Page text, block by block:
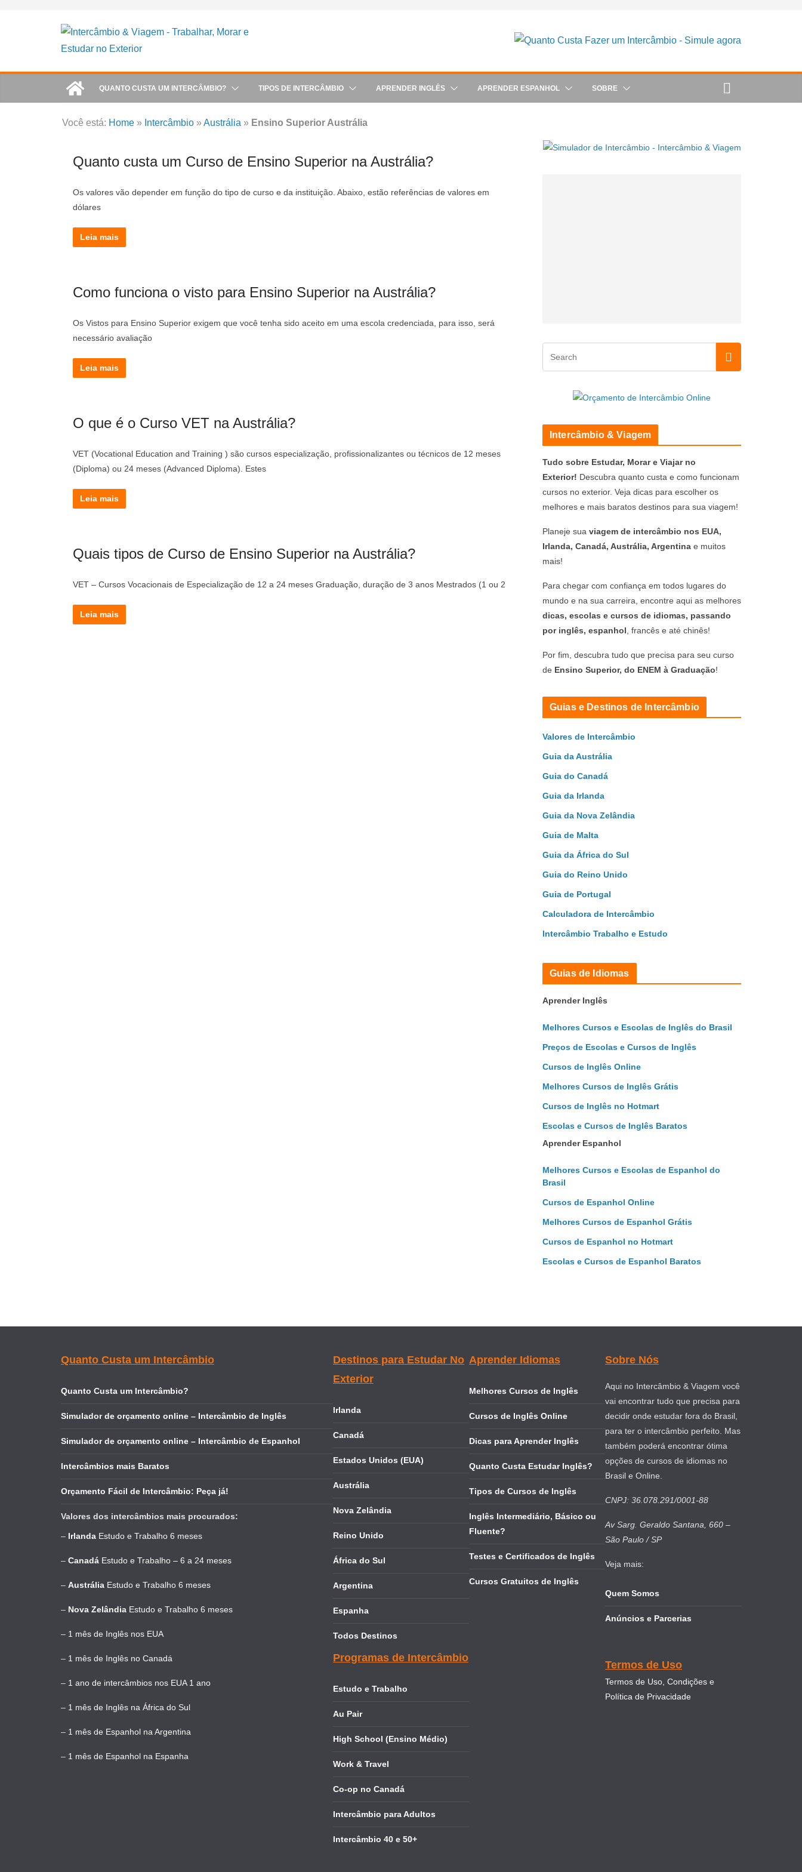
QUANTO CUSTA UM INTERCÂMBIO? TIPOS DE INTERCÂMBIO APRENDER INGLÊS APRENDER ESPANHOL SOBRE
Você está: Home » Intercâmbio »Austrália » Ensino Superior Austrália
Quanto custa um Curso de Ensino Superior na Austrália?
Os valores vão depender em função do tipo de curso e da instituição. Abaixo, estão referências de valores em
dólares
Leia mais
Como funciona o visto para Ensino Superior na Austrália?
Os Vistos para Ensino Superior exigem que você tenha sido aceito em uma escola credenciada, para isso, será
necessário avaliação
Leia mais
O que é o Curso VET na Austrália?
VET (Vocational Education and Training ) são cursos especialização, profissionalizantes ou técnicos de 12 meses
(Diploma) ou 24 meses (Advanced Diploma). Estes
Leia mais
Quais tipos de Curso de Ensino Superior na Austrália?
VET – Cursos Vocacionais de Especialização de 12 a 24 meses Graduação, duração de 3 anos Mestrados (1 ou 2
Leia mais
Intercâmbio & Viagem
Tudo sobre Estudar, Morar e Viajar no
Exterior! Descubra quanto custa e como funcionam
cursos no exterior. Veja dicas para escolher os
melhores e mais baratos destinos para sua viagem!
Planeje sua viagem de intercâmbio nos EUA,
Irlanda, Canadá, Austrália, Argentina e muitos
mais!
Para chegar com confiança em todos lugares do
mundo e na sua carreira, encontre aqui as melhores
dicas, escolas e cursos de idiomas, passando
por inglês, espanhol , francês e até chinês!
Por fim, descubra tudo que precisa para seu curso
de Ensino Superior, do ENEM à Graduação!
Guias e Destinos de Intercâmbio
Valores de Intercâmbio
Guia da Austrália
Guia do Canadá
Guia da Irlanda
Guia da Nova Zelândia
Guia de Malta
Guia da África do Sul
Guia do Reino Unido
Guia de Portugal
Calculadora de Intercâmbio
Intercâmbio Trabalho e Estudo
Guias de Idiomas
Aprender Inglês
Melhores Cursos e Escolas de Inglês do Brasil
Preços de Escolas e Cursos de Inglês
Cursos de Inglês Online
Melhores Cursos de Inglês Grátis
Cursos de Inglês no Hotmart
Escolas e Cursos de Inglês Baratos
Aprender Espanhol
Melhores Cursos e Escolas de Espanhol do
Brasil
Cursos de Espanhol Online
Melhores Cursos de Espanhol Grátis
Cursos de Espanhol no Hotmart
Escolas e Cursos de Espanhol Baratos
Quanto Custa um Intercâmbio
Quanto Custa um Intercâmbio?
Simulador de orçamento online – Intercâmbio de Inglês
Simulador de orçamento online – Intercâmbio de Espanhol
Intercâmbios mais Baratos
Orçamento Fácil de Intercâmbio: Peça já!
Valores dos intercâmbios mais procurados:
– Irlanda Estudo e Trabalho 6 meses
– Canadá Estudo e Trabalho – 6 a 24 meses
– Austrália Estudo e Trabalho 6 meses
– Nova Zelândia Estudo e Trabalho 6 meses
– 1 mês de Inglês nos EUA
– 1 mês de Inglês no Canadá
– 1 ano de intercâmbios nos EUA 1 ano
– 1 mês de Inglês na África do Sul
– 1 mês de Espanhol na Argentina
– 1 mês de Espanhol na Espanha
Destinos para Estudar No
Exterior
Irlanda
Canadá
Estados Unidos (EUA)
Austrália
Nova Zelândia
Reino Unido
África do Sul
Argentina
Espanha
Todos Destinos
Programas de Intercâmbio
Estudo e Trabalho
Au Pair
High School (Ensino Médio)
Work & Travel
Co-op no Canadá
Intercâmbio para Adultos
Intercâmbio 40 e 50+
Aprender Idiomas
Melhores Cursos de Inglês
Cursos de Inglês Online
Dicas para Aprender Inglês
Quanto Custa Estudar Inglês?
Tipos de Cursos de Inglês
Inglês Intermediário, Básico ou
Fluente?
Testes e Certificados de Inglês
Cursos Gratuitos de Inglês
Sobre Nós
Aqui no Intercâmbio & Viagem você
vai encontrar tudo que precisa para
decidir onde estudar fora do Brasil,
para ter o intercâmbio perfeito. Mas
também poderá encontrar ótima
opções de cursos de idiomas no
Brasil e Online.
CNPJ: 36.078.291/0001-88
Av Sarg. Geraldo Santana, 660 –
São Paulo / SP
Veja mais:
Quem Somos
Anúncios e Parcerias
Termos de Uso
Termos de Uso, Condições e
Política de Privacidade